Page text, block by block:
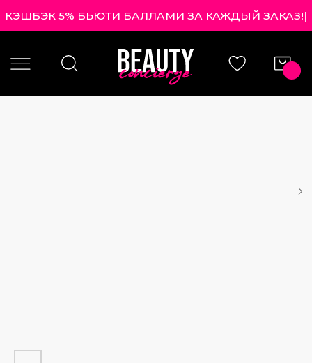
КЭШБЭК 5% БЬЮТИ БАЛЛАМИ ЗА КАЖДЫЙ ЗАКАЗ!|